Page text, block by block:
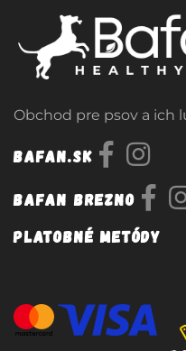
Obchod pre psov a ich
Bafan.sk
Bafan Brezno
Platobné metódy